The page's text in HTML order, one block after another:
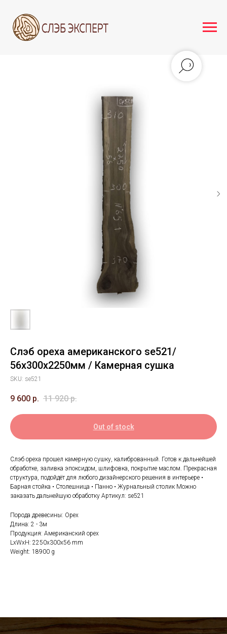
Слэб ореха американского se521/
56х300х2250мм / Камерная сушка
SKU: se521
9 600 р. 11 920 р.
Out of stock
Слэб ореха прошел камерную сушку, калиброванный. Готов к дальнейшей
обработке, заливка эпоксидом, шлифовка, покрытие маслом. Прекрасная
структура, подойдёт для любого дизайнерского решения в интерьере •
Барная стойка • Столешница • Панно • Журнальный столик Можно
заказать дальнейшую обработку Артикул: se521
Порода древесины: Орех
Длина: 2 - 3м
Продукция: Американский орех
LxWxH: 2250x300x56 mm
Weight: 18900 g